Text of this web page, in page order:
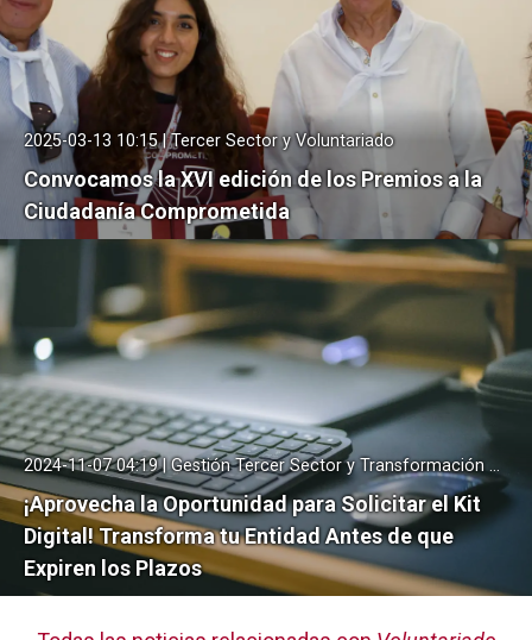
Convocamos la XVI edición de los Premios a la
Ciudadanía Comprometida
2025-03-13 10:15 | Tercer Sector y Voluntariado
¡Aprovecha la Oportunidad para Solicitar el Kit
Digital! Transforma tu Entidad Antes de que
Expiren los Plazos
2024-11-07 04:19 | Gestión Tercer Sector y Transformación digital